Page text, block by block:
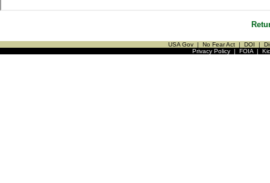
USA Gov | No Fear Act | DOI |
Privacy Policy| FOIA|